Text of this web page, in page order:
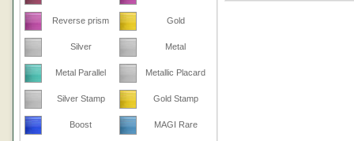
Reverse prism Gold
Silver Metal
Metal Parallel Metallic Placard
Silver Stamp Gold Stamp
Boost MAGI Rare